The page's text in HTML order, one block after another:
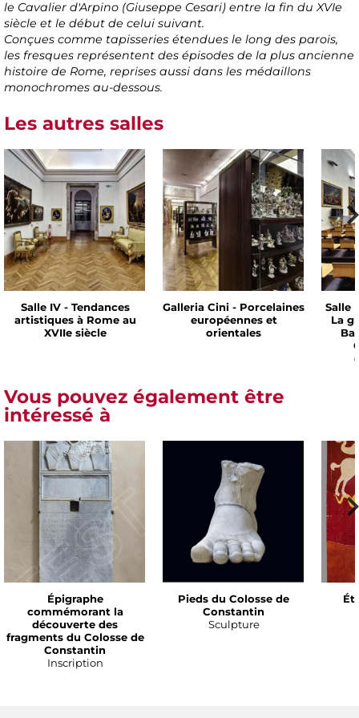
le Cavalier d'Arpino (Giuseppe Cesari) entre la fin du XVIe
siècle et le début de celui suivant.
Conçues comme tapisseries étendues le long des parois,
les fresques représentent des épisodes de la plus ancienne
histoire de Rome, reprises aussi dans les médaillons
monochromes au-dessous.
Les autres salles
Salle IV - Tendances
artistiques à Rome au
XVIIe siècle
Galleria Cini - Porcelaines
européennes et
orientales
Salle
La
Vous pouvez également être
intéressé à
Épigraphe
commémorant la
découverte des
fragments du Colosse de
Constantin
Inscription
Pieds du Colosse de
Constantin
Sculpture